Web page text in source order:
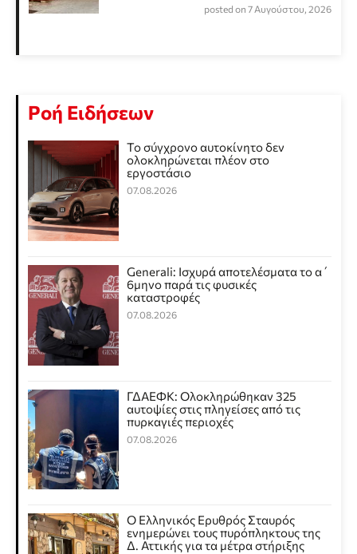
posted on 7 Αυγούστου, 2026
Ροή Ειδήσεων
Το σύγχρονο αυτοκίνητο δεν
ολοκληρώνεται πλέον στο
εργοστάσιο
07.08.2026
Generali: Ισχυρά αποτελέσματα το α΄
6μηνο παρά τις φυσικές
καταστροφές
07.08.2026
ΓΔΑΕΦΚ: Ολοκληρώθηκαν 325
αυτοψίες στις πληγείσες από τις
πυρκαγιές περιοχές
07.08.2026
Ο Ελληνικός Ερυθρός Σταυρός
ενημερώνει τους πυρόπληκτους της
Δ. Αττικής για τα μέτρα στήριξης